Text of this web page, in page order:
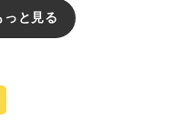
と見る